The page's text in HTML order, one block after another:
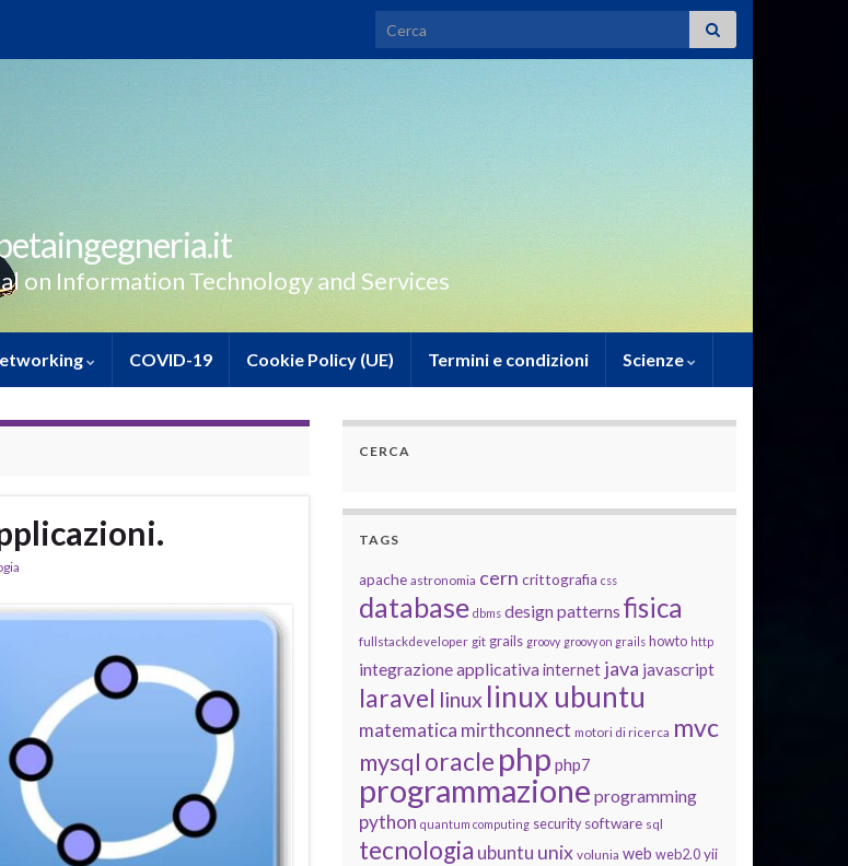
Search for:
on Information Technology and Services
COVID-19 Cookie Policy (UE) Termini e condizioni Scienze
CERCA
TAGS
apache astronomia cern crittografia css
database dbms design patterns fisica
fullstackdeveloper git grails groovy groovy on grails howto http
integrazione applicativainternet java javascript
laravel linux linux ubuntu
matematica mirthconnect motori di ricerca mvc
mysql oracle php php7
programmazione programming
python quantum computing security software sql
tecnologia ubuntu unix volunia web web2.0 yii